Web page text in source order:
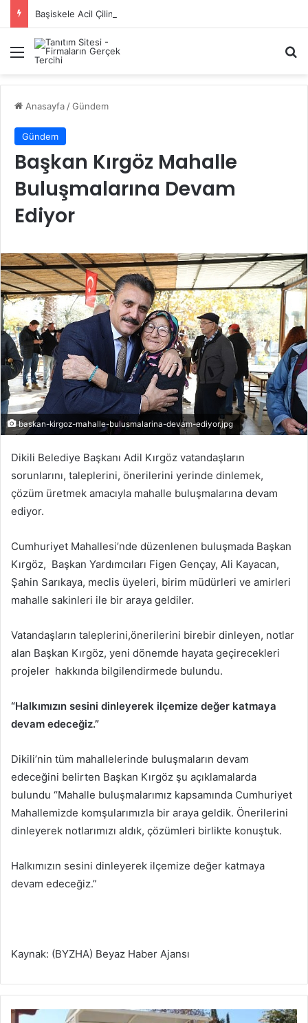
Başiskele Acil Çilingir Hizmeti İçin Doğru Adres Neresi?
Menü
Anasayfa /Gündem
Gündem
Başkan Kırgöz Mahalle
Buluşmalarına Devam
Ediyor
baskan-kirgoz-mahalle-bulusmalarina-devam-ediyor.jpg
Dikili Belediye Başkanı Adil Kırgöz vatandaşların
sorunlarını, taleplerini, önerilerini yerinde dinlemek,
çözüm üretmek amacıyla mahalle buluşmalarına devam
ediyor.
Cumhuriyet Mahallesi’nde düzenlenen buluşmada Başkan
Kırgöz, Başkan Yardımcıları Figen Gençay, Ali Kayacan,
Şahin Sarıkaya, meclis üyeleri, birim müdürleri ve amirleri
mahalle sakinleri ile bir araya geldiler.
Vatandaşların taleplerini,önerilerini birebir dinleyen, notlar
alan Başkan Kırgöz, yeni dönemde hayata geçirecekleri
projeler hakkında bilgilendirmede bulundu.
“Halkımızın sesini dinleyerek ilçemize değer katmaya
devam edeceğiz.”
Dikili’nin tüm mahallelerinde buluşmaların devam
edeceğini belirten Başkan Kırgöz şu açıklamalarda
bulundu “Mahalle buluşmalarımız kapsamında Cumhuriyet
Mahallemizde komşularımızla bir araya geldik. Önerilerini
dinleyerek notlarımızı aldık, çözümleri birlikte konuştuk.
Halkımızın sesini dinleyerek ilçemize değer katmaya
devam edeceğiz.”
Kaynak: (BYZHA) Beyaz Haber Ajansı
E